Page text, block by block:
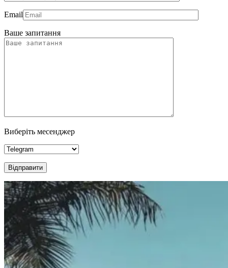
Email
Ваше запитання
Виберіть месенджер